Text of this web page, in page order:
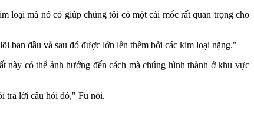
loại mà nó có giúp chúng tôi có một cái mốc rất quan trọng cho
ban đầu và sau đó được lớn lên thêm bởi các kim loại nặng."
có thể ảnh hưởng đến cách mà chúng hình thành ở khu vực
trả lời câu hỏi đó," Fu nói.